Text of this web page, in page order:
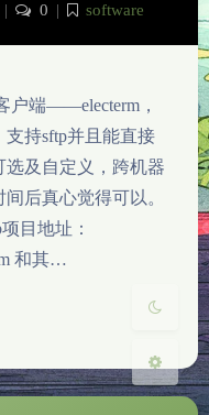
Sans Serif Serif
浅阴影 深阴影
日落
| 0 | software
户端——electerm，
持sftp并且能直接
及自定义，跨机器
后真心觉得可以。
目地址：
和其…